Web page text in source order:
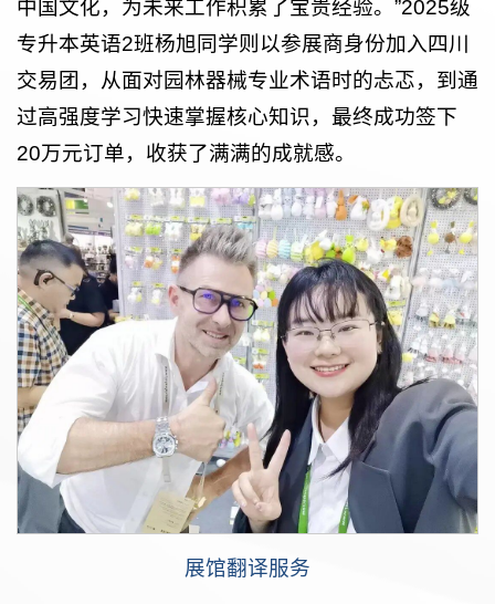
中国文化，为未来工作积累了宝贵经验。”2025级
专升本英语2班杨旭同学则以参展商身份加入四川
交易团，从面对园林器械专业术语时的忐忑，到通
过高强度学习快速掌握核心知识，最终成功签下
20万元订单，收获了满满的成就感。
展馆翻译服务